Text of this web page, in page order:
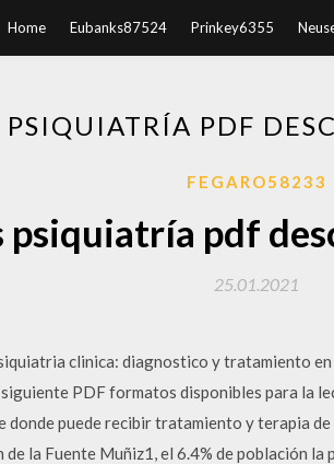
Home Eubanks87524 Prinkey6355
PSIQUIATRÍA PDF
FEGARO58233
psiquiatría pdf
25.01.2021
clinica: diagnostico y tratamiento en
PDF formatos disponibles para la
puede recibir tratamiento y terapia
la Fuente Muñiz1, el 6.4% de población